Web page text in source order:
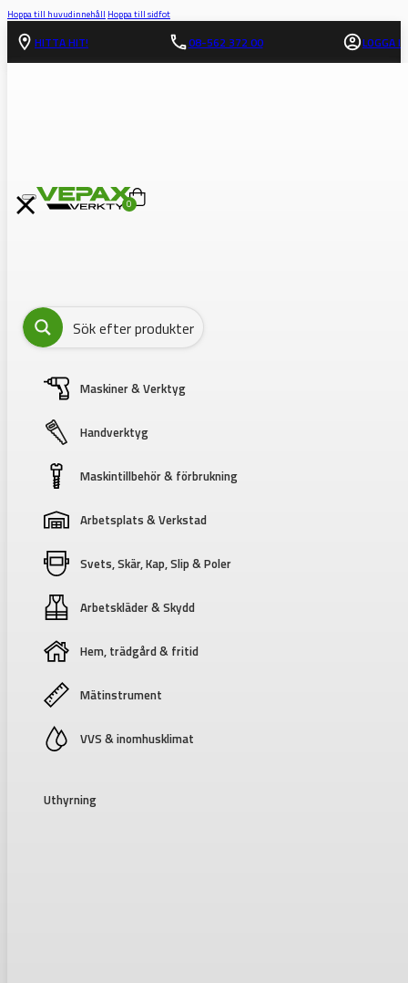
Hoppa till huvudinnehåll Hoppa till sidfot
HITTA HIT! 08-562 372 00 LOGGA IN
0
Maskiner & Verktyg
Handverktyg
Maskintillbehör & förbrukning
Arbetsplats & Verkstad
Svets, Skär, Kap, Slip & Poler
Arbetskläder & Skydd
Hem, trädgård & fritid
Mätinstrument
VVS & inomhusklimat
Uthyrning